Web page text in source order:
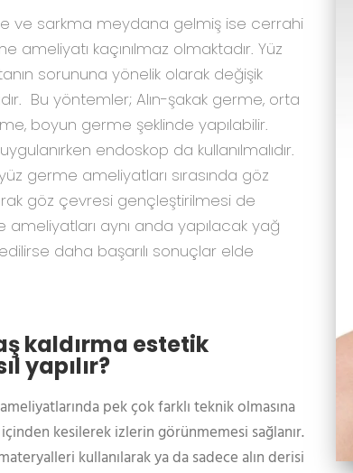
ve sarkma meydana gelmiş ise cerrahi
ameliyatı kaçınılmaz olmaktadır. Yüz
sorununa yönelik olarak değişik
Bu yöntemler; Alın-şakak germe, orta
boyun germe şeklinde yapılabilir.
endoskop da kullanılmalıdır.
germe ameliyatları sırasında göz
göz çevresi gençleştirilmesi de
ameliyatları aynı anda yapılacak yağ
daha başarılı sonuçlar elde
kaldırma estetik
yapılır?
pek çok farklı teknik olmasına
kesilerek izlerin görünmemesi sağlanır.
kullanılarak ya da sadece alın derisi